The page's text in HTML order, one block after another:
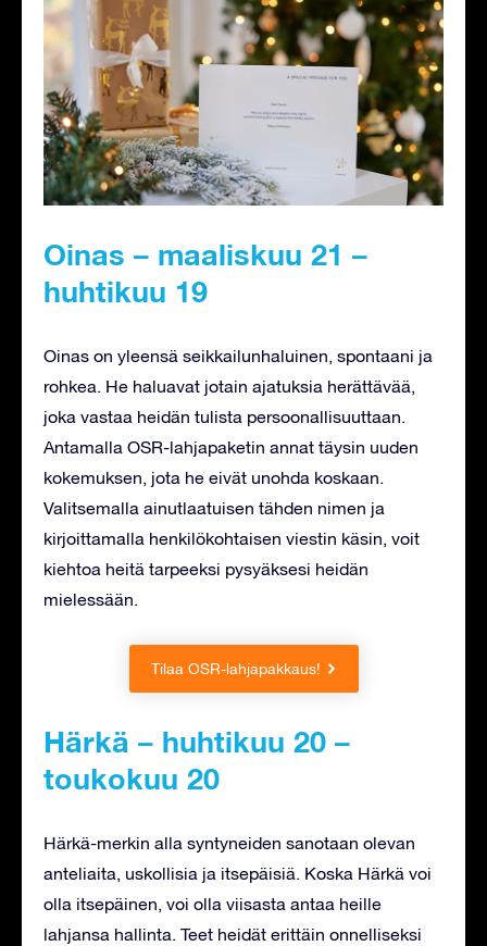
Oinas – maaliskuu 21 –
huhtikuu 19
Oinas on yleensä seikkailunhaluinen, spontaani ja
rohkea. He haluavat jotain ajatuksia herättävää,
joka vastaa heidän tulista persoonallisuuttaan.
Antamalla OSR-lahjapaketin annat täysin uuden
kokemuksen, jota he eivät unohda koskaan.
Valitsemalla ainutlaatuisen tähden nimen ja
kirjoittamalla henkilökohtaisen viestin käsin, voit
kiehtoa heitä tarpeeksi pysyäksesi heidän
mielessään.
Tilaa OSR-lahjapakkaus!
Härkä – huhtikuu 20 –
toukokuu 20
Härkä-merkin alla syntyneiden sanotaan olevan
anteliaita, uskollisia ja itsepäisiä. Koska Härkä voi
olla itsepäinen, voi olla viisasta antaa heille
lahjansa hallinta. Teet heidät erittäin onnelliseksi